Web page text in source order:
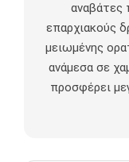
αναβάτες
επαρχιακούς
μειωμένης
ανάμεσα σε
προσφέρει